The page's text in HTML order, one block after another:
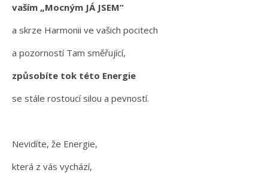
vaším „Mocným JÁ JSEM“
a skrze Harmonii ve vašich pocitech
a pozorností Tam směřující,
způsobíte tok této Energie
se stále rostoucí silou a pevností.
Nevidíte, že Energie,
která z vás vychází,